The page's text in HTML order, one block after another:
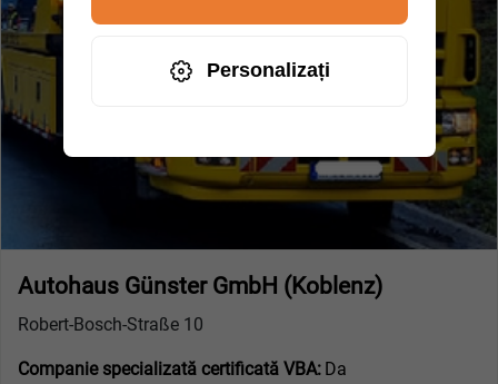
Autohaus Günster GmbH (Koblenz)
Robert-Bosch-Straße 10
Companie specializată certificată VBA: Da
Personalizați